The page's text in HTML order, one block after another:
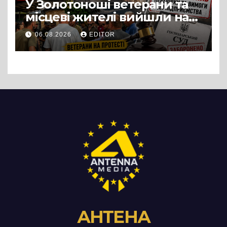
У Золотоноші ветерани та
місцеві жителі вийшли на
протест до стін
підприємства ТОВ «Омега
Три», що займається
06.08.2026 EDITOR
АНТЕНА